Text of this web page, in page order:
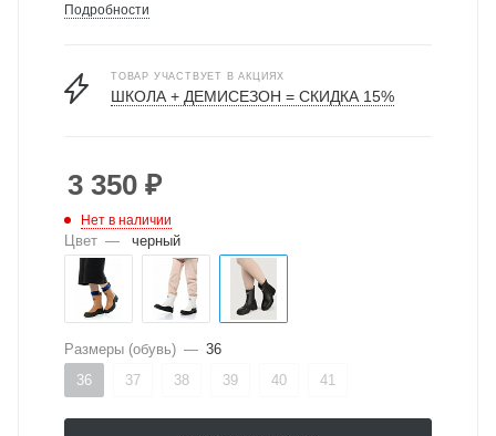
Подробности
ТОВАР УЧАСТВУЕТ В АКЦИЯХ
ШКОЛА + ДЕМИСЕЗОН = СКИДКА 15%
3 350 ₽
Нет в наличии
Цвет — черный
Размеры (обувь) — 36
36
37 38 39 40 41